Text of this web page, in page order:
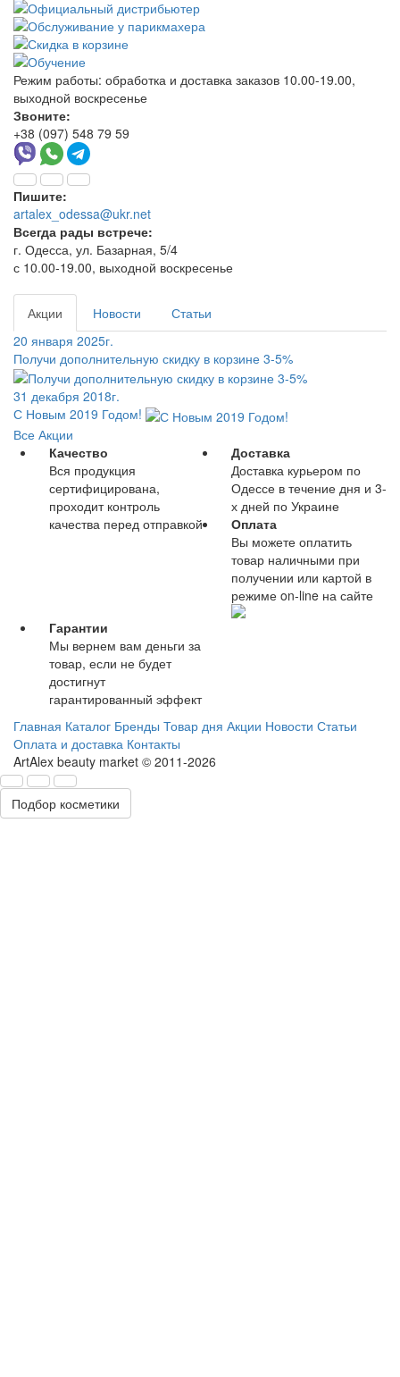
Режим работы: обработка и доставка заказов 10.00-19.00,
выходной воскресенье
Звоните:
+38 (097) 548 79 59
Пишите:
artalex_odessa@ukr.net
Всегда рады встрече:
г. Одесса, ул. Базарная, 5/4
с 10.00-19.00, выходной воскресенье
Акции Новости
Статьи
20 января 2025г.
Получи дополнительную скидку в корзине 3-5%
31 декабря 2018г.
С Новым 2019 Годом!
Все Акции
Качество
Вся продукция
сертифицирована,
проходит контроль
качества перед отправкой
Доставка
Доставка курьером по
Одессе в течение дня и 3-
х дней по Украине
Оплата
Вы можете оплатить
товар наличными при
получении или картой в
режиме on-line на сайте
Гарантии
Мы вернем вам деньги за
товар, если не будет
достигнут
гарантированный эффект
Главная Каталог Бренды Товар дня Акции Новости Статьи
Оплата и доставка Контакты
ArtAlex beauty market © 2011-2026
Подбор косметики